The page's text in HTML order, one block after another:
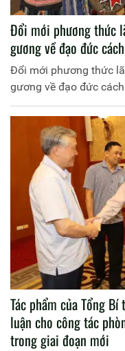
Đổi mới phương thức
gương về đạo đức
Đổi mới phương thức
gương về đạo đức
Tác phẩm của Tổng
luận cho công tác
trong giai đoạn mới